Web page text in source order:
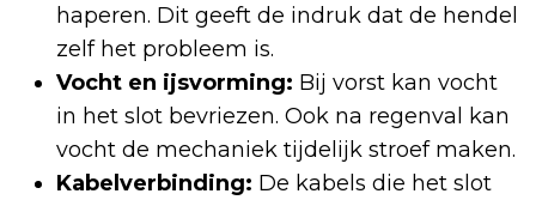
haperen. Dit geeft de indruk dat de hendel
zelf het probleem is.
Vocht en ijsvorming: Bij vorst kan vocht
in het slot bevriezen. Ook na regenval kan
vocht de mechaniek tijdelijk stroef maken.
Kabelverbinding: De kabels die het slot